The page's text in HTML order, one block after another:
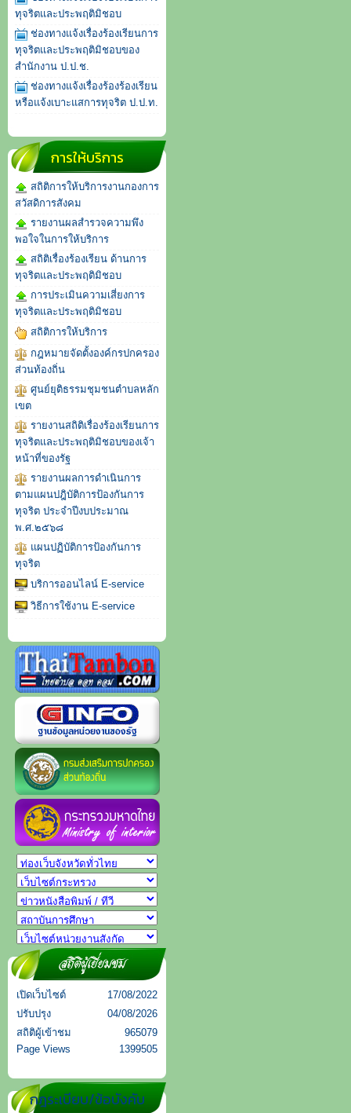
ทุจริตและประพฤติมิชอบ
ช่องทางแจ้งเรื่องร้องเรียนการ
ทุจริตและประพฤติมิชอบของ
สำนักงาน ป.ป.ช.
ช่องทางแจ้งเรื่องร้องร้องเรียน
หรือแจ้งเบาะแสการทุจริต ป.ป.ท.
การให้บริการ
สถิติการให้บริการงานกองการ
สวัสดิการสังคม
รายงานผลสำรวจความพึง
พอใจในการให้บริการ
สถิติเรื่องร้องเรียน ด้านการ
ทุจริตและประพฤติมิชอบ
การประเมินความเสี่ยงการ
ทุจริตและประพฤติมิชอบ
สถิติการให้บริการ
กฎหมายจัดตั้งองค์กรปกครอง
ส่วนท้องถิ่น
ศูนย์ยุติธรรมชุมชนตำบลหลัก
เขต
รายงานสถิติเรื่องร้องเรียนการ
ทุจริตและประพฤติมิชอบของเจ้า
หน้าที่ของรัฐ
รายงานผลการดำเนินการ
ตามแผนปฎิบัติการป้องกันการ
ทุจริต ประจำปีงบประมาณ
พ.ศ.๒๕๖๘
แผนปฏิบัติการป้องกันการ
ทุจริต
บริการออนไลน์ E-service
วิธีการใช้งาน E-service
เปิดเว็บไซต์
17/08/2022
ปรับปรุง
04/08/2026
สถิติผู้เข้าชม
965079
Page Views
1399505
กฎระเบียบ/ข้อบังคับ